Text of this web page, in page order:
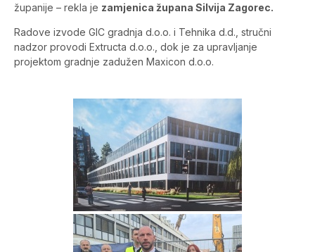
županije – rekla je zamjenica župana Silvija Zagorec.
Radove izvode GIC gradnja d.o.o. i Tehnika d.d., stručni
nadzor provodi Extructa d.o.o., dok je za upravljanje
projektom gradnje zadužen Maxicon d.o.o.